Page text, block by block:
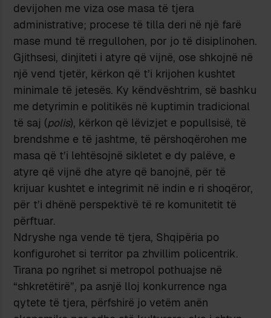
devijohen me viza ose masa të tjera
administrative; procese të tilla deri në një farë
mase mund të rregullohen, por jo të disiplinohen.
Gjithsesi, dinjiteti i atyre që vijnë, ose shkojnë në
një vend tjetër, kërkon që t’i krijohen kushtet
minimale të jetesës. Ky këndvështrim, së bashku
me detyrimin e politikës në kuptimin tradicional
të saj (polis), kërkon që lëvizjet e popullsisë, të
brendshme e të jashtme, të përshoqërohen me
masa që t’i lehtësojnë sikletet e dy palëve, e
atyre që vijnë dhe atyre që banojnë, për të
krijuar kushtet e integrimit në indin e ri shoqëror,
për t’i dhënë perspektivë të re komunitetit të
përftuar.
Ndryshe nga vende të tjera, Shqipëria po
konfigurohet si territor pa zhvillim policentrik.
Tirana po ngrihet si metropol pothuajse në
“shkretëtirë”, pa asnjë lloj konkurrence nga
qytete të tjera, përfshirë jo vetëm anën